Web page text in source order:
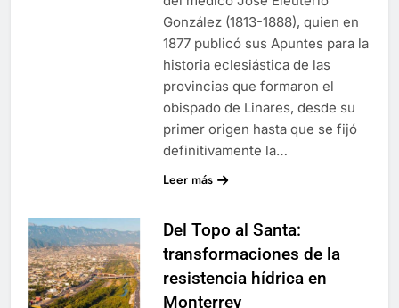
González (1813-1888), quien en
1877 publicó sus Apuntes para la
historia eclesiástica de las
provincias que formaron el
obispado de Linares, desde su
primer origen hasta que se fijó
definitivamente la…
Leer más
Del Topo al Santa:
transformaciones de la
resistencia hídrica en
Monterrey